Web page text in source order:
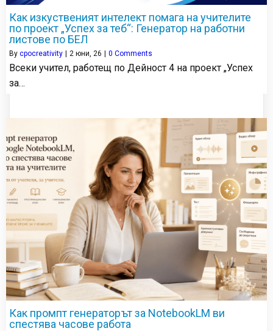
Как изкуственият интелект помага на учителите
по проект „Успех за теб“: Генератор на работни
листове по БЕЛ
By cpocreativity 2 юни, 26 0 Comments
Всеки учител, работещ по Дейност 4 на проект „Успех
за…
Как промпт генераторът за NotebookLM ви
спестява часове работа